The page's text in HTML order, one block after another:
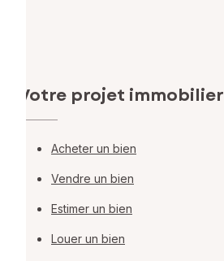
Votre projet immobilier
Acheter un bien
Vendre un bien
Estimer un bien
Louer un bien